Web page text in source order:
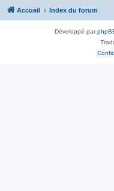
Accueil Index du forum
Développé par